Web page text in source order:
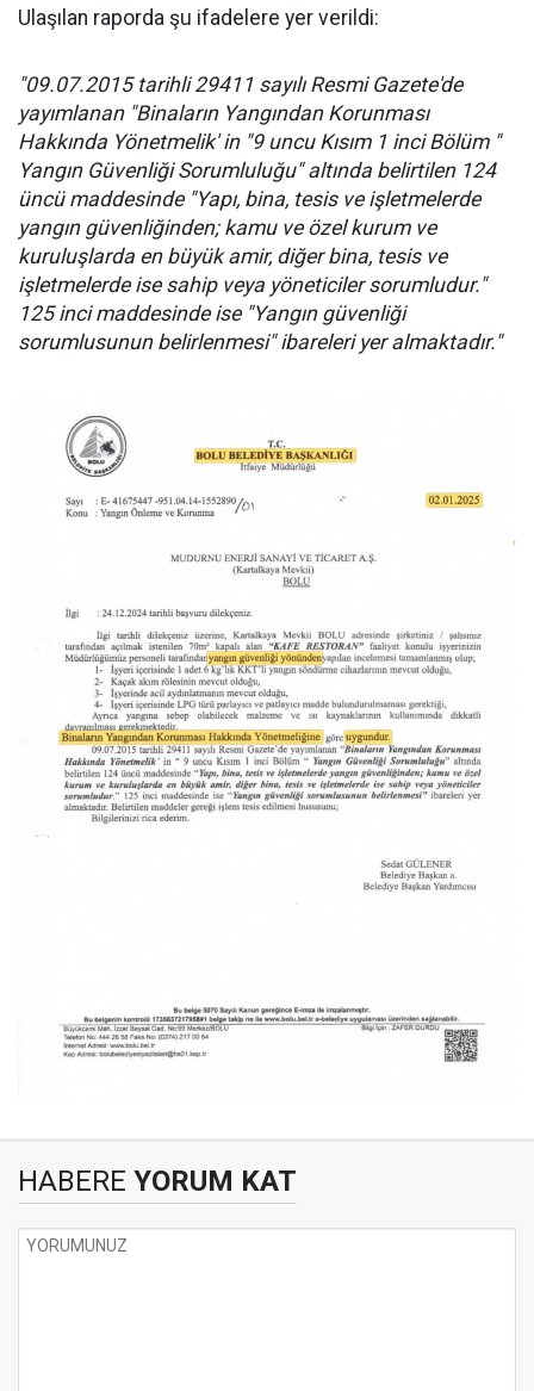
Ulaşılan raporda şu ifadelere yer verildi:
"09.07.2015 tarihli 29411 sayılı Resmi Gazete'de
yayımlanan "Binaların Yangından Korunması
Hakkında Yönetmelik' in "9 uncu Kısım 1 inci Bölüm "
Yangın Güvenliği Sorumluluğu" altında belirtilen 124
üncü maddesinde "Yapı, bina, tesis ve işletmelerde
yangın güvenliğinden; kamu ve özel kurum ve
kuruluşlarda en büyük amir, diğer bina, tesis ve
işletmelerde ise sahip veya yöneticiler sorumludur."
125 inci maddesinde ise "Yangın güvenliği
sorumlusunun belirlenmesi" ibareleri yer almaktadır."
HABERE YORUM KAT